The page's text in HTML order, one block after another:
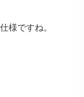
様ですね。